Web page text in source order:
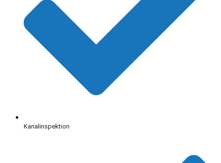
Kanalinspektion